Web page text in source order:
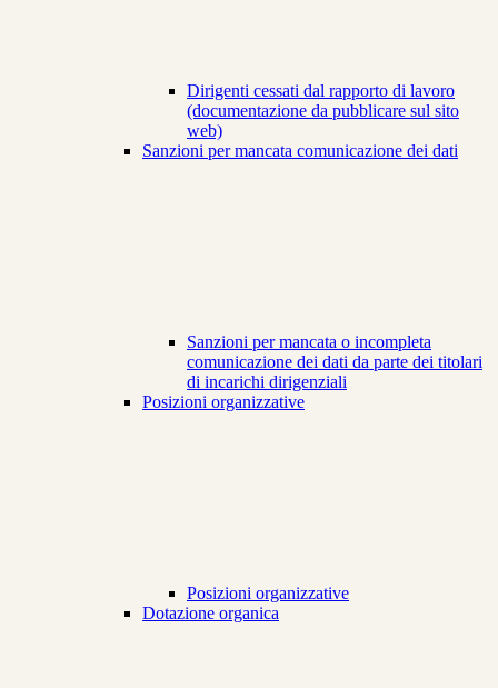
Dirigenti cessati dal rapporto di lavoro
(documentazione da pubblicare sul sito
web)
Sanzioni per mancata comunicazione dei dati
Sanzioni per mancata o incompleta
comunicazione dei dati da parte dei titolari
di incarichi dirigenziali
Posizioni organizzative
Posizioni organizzative
Dotazione organica